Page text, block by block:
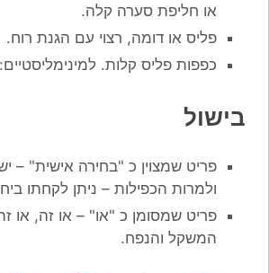
או חליפת סערה קלה.
פליס או דומה, רצוי עם הגנת רוח.
כפפות פליס קלות.
בישול
פריט שמצוין כ "בחירה אישית" –
ולמרות הכפילות – ניתן לקחתו
פריט שמסומן כ "או" – או זה, או
המשקל והנפח.